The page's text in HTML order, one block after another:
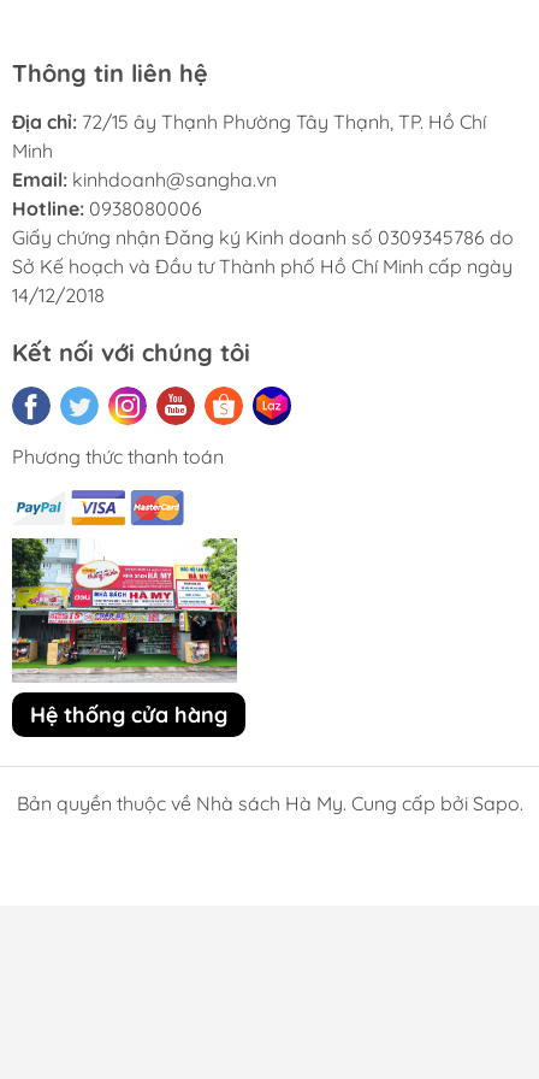
Thông tin liên hệ
Địa chỉ: 72/15 ây Thạnh Phường Tây Thạnh, TP. Hồ Chí
Minh
Email: kinhdoanh@sangha.vn
Hotline: 0938080006
Giấy chứng nhận Đăng ký Kinh doanh số 0309345786 do
Sở Kế hoạch và Đầu tư Thành phố Hồ Chí Minh cấp ngày
14/12/2018
Kết nối với chúng tôi
Phương thức thanh toán
Hệ thống cửa hàng
Bản quyền thuộc về Nhà sách Hà My. Cung cấp bởi Sapo.